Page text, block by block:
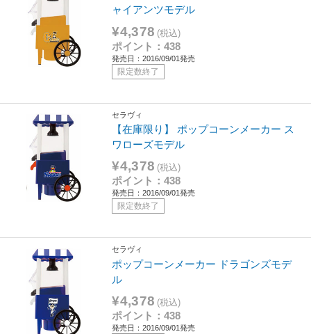
ャイアンツモデル
¥4,378 (税込)
ポイント：438
発売日：2016/09/01発売
限定数終了
セラヴィ
【在庫限り】 ポップコーンメーカー ス
ワローズモデル
¥4,378 (税込)
ポイント：438
発売日：2016/09/01発売
限定数終了
セラヴィ
ポップコーンメーカー ドラゴンズモデ
ル
¥4,378 (税込)
ポイント：438
発売日：2016/09/01発売